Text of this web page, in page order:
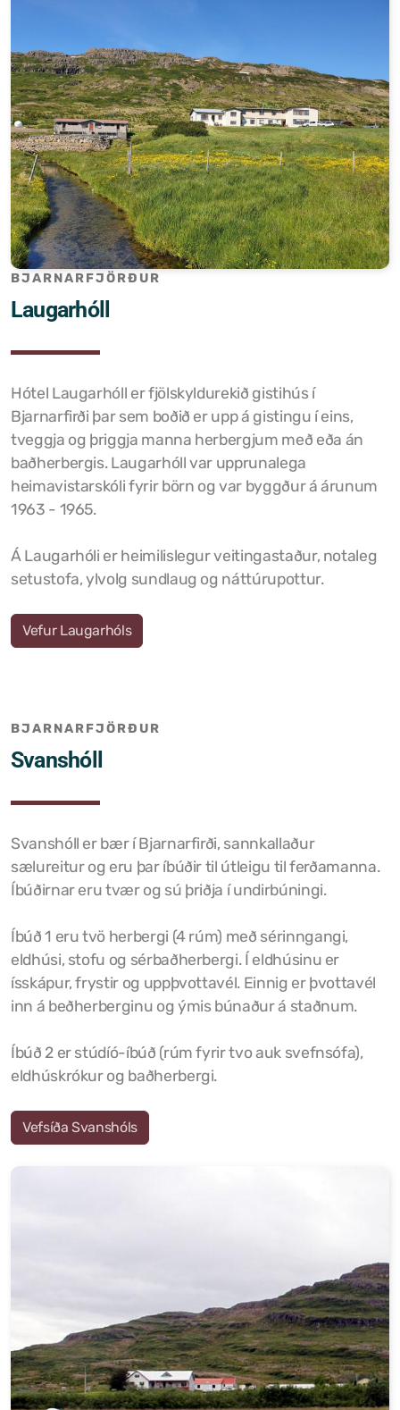
BJARNARFJÖRÐUR
Laugarhóll
Hótel Laugarhóll er fjölskyldurekið gistihús í
Bjarnarfirði þar sem boðið er upp á gistingu í eins,
tveggja og þriggja manna herbergjum með eða án
baðherbergis. Laugarhóll var upprunalega
heimavistarskóli fyrir börn og var byggður á árunum
1963 - 1965.
Á Laugarhóli er heimilislegur veitingastaður, notaleg
setustofa, ylvolg sundlaug og náttúrupottur.
Vefur Laugarhóls
BJARNARFJÖRÐUR
Svanshóll
Svanshóll er bær í Bjarnarfirði, sannkallaður
sælureitur og eru þar íbúðir til útleigu til ferðamanna.
Íbúðirnar eru tvær og sú þriðja í undirbúningi.
Íbúð 1 eru tvö herbergi (4 rúm) með sérinngangi,
eldhúsi, stofu og sérbaðherbergi. Í eldhúsinu er
ísskápur, frystir og uppþvottavél. Einnig er þvottavél
inn á beðherberginu og ýmis búnaður á staðnum.
Íbúð 2 er stúdíó-íbúð (rúm fyrir tvo auk svefnsófa),
eldhúskrókur og baðherbergi.
Vefsíða Svanshóls